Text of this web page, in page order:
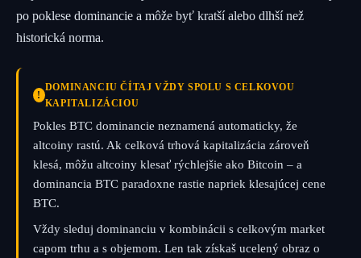
po poklese dominancie a môže byť kratší alebo dlhší než
historická norma.
!
DOMINANCIU ČÍTAJ VŽDY SPOLU S CELKOVOU
KAPITALIZÁCIOU
Pokles BTC dominancie neznamená automaticky, že
altcoiny rastú. Ak celková trhová kapitalizácia zároveň
klesá, môžu altcoiny klesať rýchlejšie ako Bitcoin – a
dominancia BTC paradoxne rastie napriek klesajúcej cene
BTC.
Vždy sleduj dominanciu v kombinácii s celkovým market
capom trhu a s objemom. Len tak získaš ucelený obraz o